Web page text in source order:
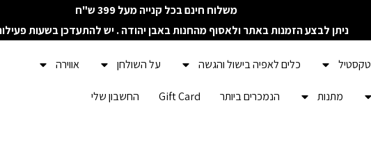
משלוח חינם בכל קנייה מעל 399 ש"ח
ניתן לבצע הזמנות באתר ולאסוף מהחנות באבן יהודה . יש להתעדכן בשעות
טקסטיל כלים לאפיה בישול והגשה על השולחן אווירה
מתנות הנמכרים ביותר Gift Card החשבון שלי